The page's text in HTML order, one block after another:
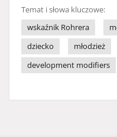
Temat i słowa kluczowe:
wskaźnik Rohrera
dziecko
młodzież
development modifiers